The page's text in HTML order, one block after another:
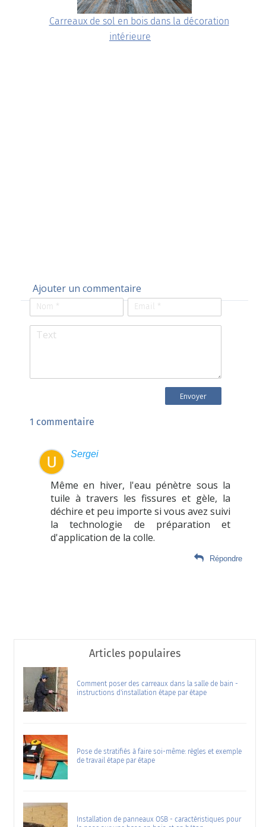
Carreaux de sol en bois dans la décoration
intérieure
Ajouter un commentaire
1 commentaire
Sergei
Même en hiver, l'eau pénètre sous la
tuile à travers les fissures et gèle, la
déchire et peu importe si vous avez suivi
la technologie de préparation et
d'application de la colle.
Répondre
Articles populaires
Comment poser des carreaux dans la salle de bain -
instructions d'installation étape par étape
Pose de stratifiés à faire soi-même: règles et exemple
de travail étape par étape
Installation de panneaux OSB - caractéristiques pour